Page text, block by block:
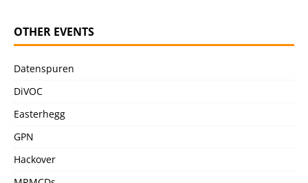
OTHER EVENTS
Datenspuren
DiVOC
Easterhegg
GPN
Hackover